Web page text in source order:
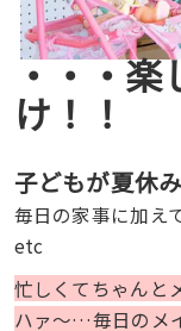
・・・楽
け！！
子どもが夏休
毎日の家事に加え
etc
忙しくてちゃんと
ハァ〜…毎日のメ